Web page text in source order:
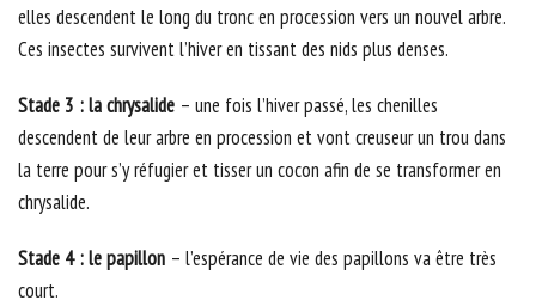
elles descendent le long du tronc en procession vers un nouvel arbre.
Ces insectes survivent l’hiver en tissant des nids plus denses.
Stade 3 : la chrysalide – une fois l’hiver passé, les chenilles
descendent de leur arbre en procession et vont creuseur un trou dans
la terre pour s’y réfugier et tisser un cocon afin de se transformer en
chrysalide.
Stade 4 : le papillon – l’espérance de vie des papillons va être très
court.